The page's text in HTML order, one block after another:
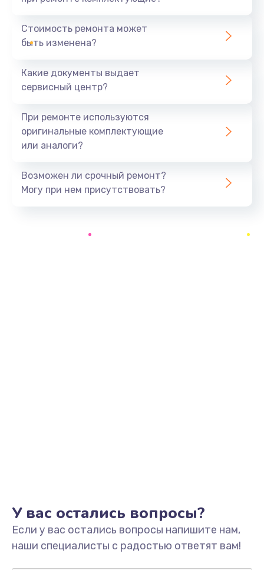
386 руб.
Замена заднего стекла телефона
Замена аккумулятора (батареи) телефона
Заказать
Замена USB-разъема (micro-usb) телефона
377 руб.
Стоимость ремонта может
быть изменена?
Какие документы выдает
сервисный центр?
При ремонте используются
оригинальные комплектующие
или аналоги?
Возможен ли срочный ремонт?
Могу при нем присутствовать?
У вас остались вопросы?
Если у вас остались вопросы напишите нам,
наши специалисты с радостью ответят вам!